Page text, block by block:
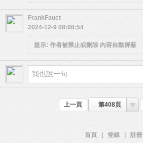
FrankFauct
2024-12-9 08:08:54
提示: 作者被禁止或刪除 內容自動屏蔽
上一頁 第408頁
首頁 登錄
註冊